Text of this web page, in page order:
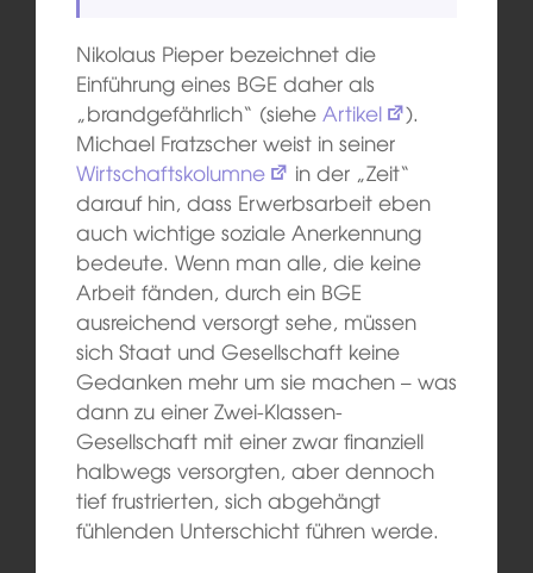
Nikolaus Pieper bezeichnet die
Einführung eines BGE daher als
„brandgefährlich“ (siehe Artikel
).
Michael Fratzscher weist in seiner
Wirtschaftskolumne
in der „Zeit“
darauf hin, dass Erwerbsarbeit eben
auch wichtige soziale Anerkennung
bedeute. Wenn man alle, die keine
Arbeit fänden, durch ein BGE
ausreichend versorgt sehe, müssen
sich Staat und Gesellschaft keine
Gedanken mehr um sie machen – was
dann zu einer Zwei-Klassen-
Gesellschaft mit einer zwar finanziell
halbwegs versorgten, aber dennoch
tief frustrierten, sich abgehängt
fühlenden Unterschicht führen werde.